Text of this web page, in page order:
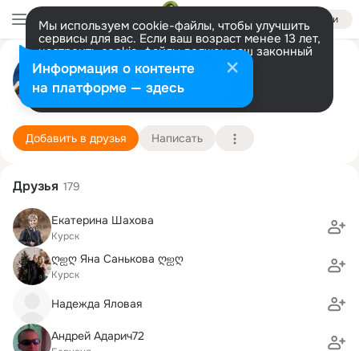
Войти
Мы используем cookie-файлы, чтобы улучшить
сервисы для вас. Если ваш возраст менее 13 лет,
настроить cookie-файлы должен ваш законный
представитель. Больше информации
Разрешить все Настроить
Плюшка Пампушка
Россия 3 августа (46 лет)
Подробнее
Добавить в друзья Написать
Друзья 179
Екатерина Шахова
Курск
ღஐღ Яна Санькова ღஐღ
Курск
Надежда Яловая
Андрей Адарич72
Информация о контенте
на платформе — здесь